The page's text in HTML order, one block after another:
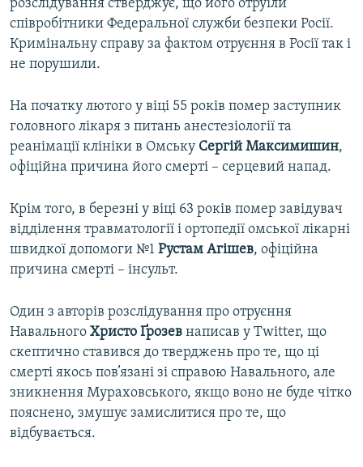
розслідування стверджує, що його отруїли
співробітники Федеральної служби безпеки Росії.
Кримінальну справу за фактом отруєння в Росії так і
не порушили.
На початку лютого у віці 55 років помер заступник
головного лікаря з питань анестезіології та
реанімації клініки в Омську Сергій Максимишин,
офіційна причина його смерті – серцевий напад.
Крім того, в березні у віці 63 років помер завідувач
відділення травматології і ортопедії омської лікарні
швидкої допомоги №1 Рустам Агішев, офіційна
причина смерті – інсульт.
Один з авторів розслідування про отруєння
Навального Христо Ґрозев написав у Twitter, що
скептично ставився до тверджень про те, що ці
смерті якось пов’язані зі справою Навального, але
зникнення Мураховського, якщо воно не буде чітко
пояснено, змушує замислитися про те, що
відбувається.